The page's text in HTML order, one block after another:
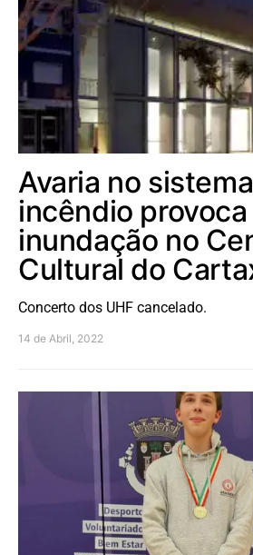
Avaria no
incêndio provoca
inundação no
Cultural do
Concerto dos UHF cancelado.
14 de Abril, 2022